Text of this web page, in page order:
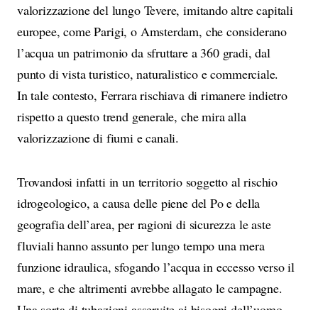
valorizzazione del lungo Tevere, imitando altre capitali
europee, come Parigi, o Amsterdam, che considerano
l’acqua un patrimonio da sfruttare a 360 gradi, dal
punto di vista turistico, naturalistico e commerciale.
In tale contesto, Ferrara rischiava di rimanere indietro
rispetto a questo trend generale, che mira alla
valorizzazione di fiumi e canali.
Trovandosi infatti in un territorio soggetto al rischio
idrogeologico, a causa delle piene del Po e della
geografia dell’area, per ragioni di sicurezza le aste
fluviali hanno assunto per lungo tempo una mera
funzione idraulica, sfogando l’acqua in eccesso verso il
mare, e che altrimenti avrebbe allagato le campagne.